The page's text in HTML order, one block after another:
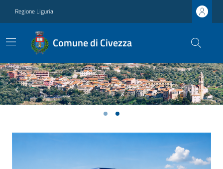
Regione Liguria
Comune di Civezza
Previous Next
Ultime notizie